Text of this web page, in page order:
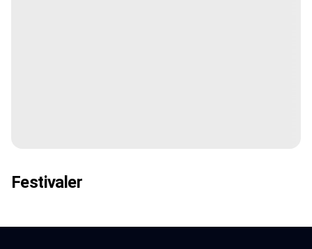
Festivaler